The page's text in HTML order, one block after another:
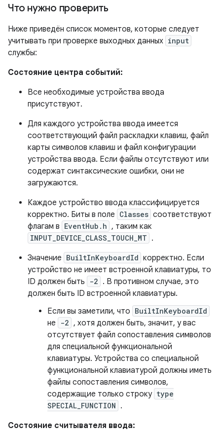
Что нужно проверить
Ниже приведён список моментов, которые следует
учитывать при проверке выходных данных input
службы:
Состояние центра событий:
Все необходимые устройства ввода
присутствуют.
Для каждого устройства ввода имеется
соответствующий файл раскладки клавиш, файл
карты символов клавиш и файл конфигурации
устройства ввода. Если файлы отсутствуют или
содержат синтаксические ошибки, они не
загружаются.
Каждое устройство ввода классифицируется
корректно. Биты в поле Classes соответствуют
флагам в EventHub.h , таким как
INPUT_DEVICE_CLASS_TOUCH_MT .
Значение BuiltInKeyboardId корректно. Если
устройство не имеет встроенной клавиатуры, то
ID должен быть
-2 . В противном случае, это
должен быть ID встроенной клавиатуры.
Если вы заметили, что BuiltInKeyboardId
не -2 , хотя должен быть, значит, у вас
отсутствует файл сопоставления символов
для специальной функциональной
клавиатуры. Устройства со специальной
функциональной клавиатурой должны иметь
файлы сопоставления символов,
содержащие только строку type
SPECIAL_FUNCTION .
Состояние считывателя ввода: